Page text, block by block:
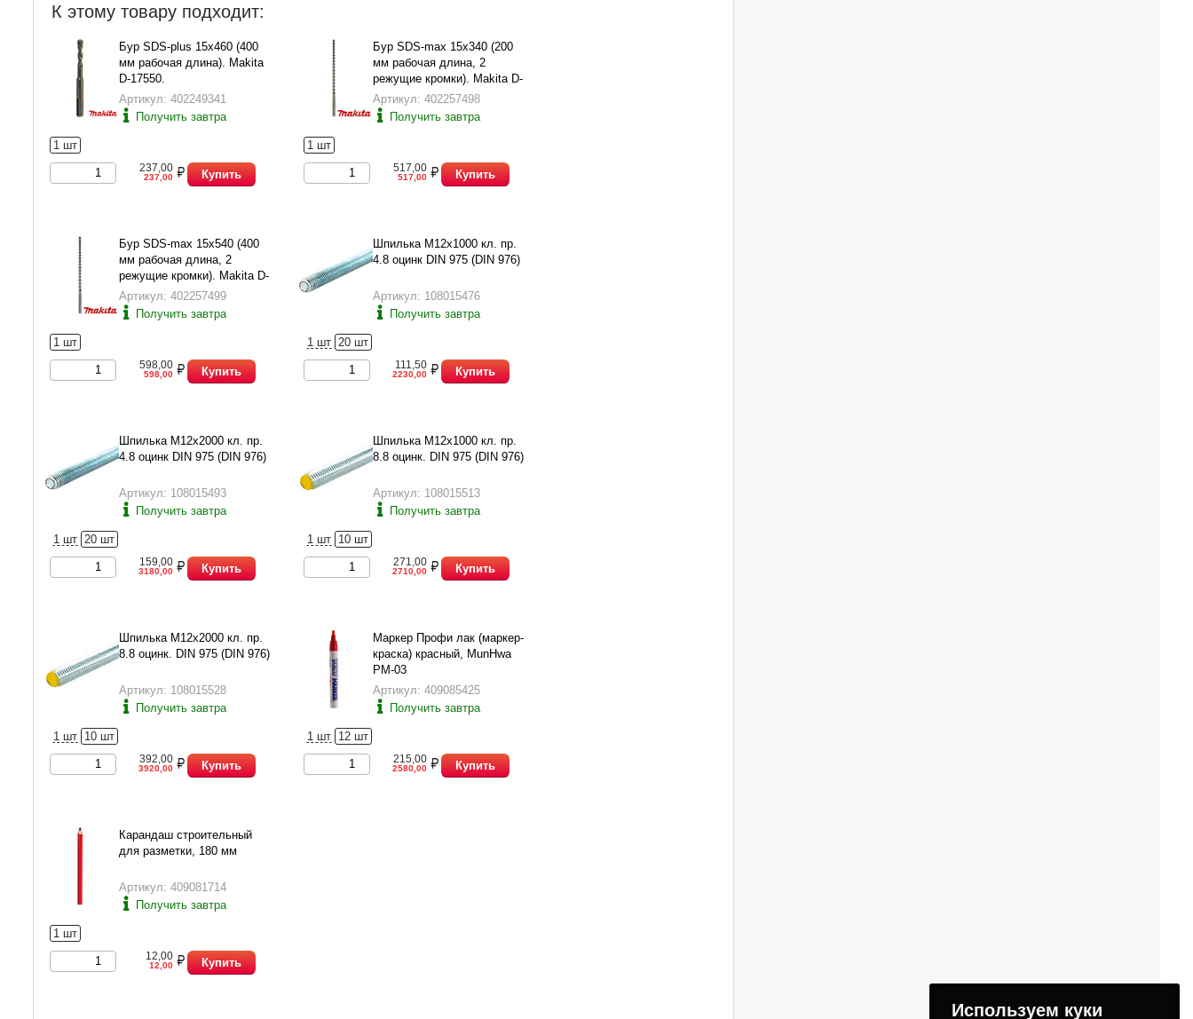
К этому товару подходит:
Бур SDS-plus 15х460 (400
мм рабочая длина). Makita
D-17550.
Артикул: 402249341
Получить завтра
1 шт
237,00
237,00 Купить
Бур SDS-max 15х340 (200
мм рабочая длина, 2
режущие кромки). Makita D-
33912.
Артикул: 402257498
Получить завтра
1 шт
517,00
517,00 Купить
Бур SDS-max 15х540 (400
мм рабочая длина, 2
режущие кромки). Makita D-
33928.
Артикул: 402257499
Получить завтра
1 шт
598,00
598,00 Купить
Шпилька М12х1000 кл. пр.
4.8 оцинк DIN 975 (DIN 976)
Артикул: 108015476
Получить завтра
1 шт 20 шт
111,50
2230,00 Купить
Шпилька М12х2000 кл. пр.
4.8 оцинк DIN 975 (DIN 976)
Артикул: 108015493
Получить завтра
1 шт 20 шт
159,00
3180,00 Купить
Шпилька М12х1000 кл. пр.
8.8 оцинк. DIN 975 (DIN 976)
Артикул: 108015513
Получить завтра
1 шт 10 шт
271,00
2710,00 Купить
Шпилька М12х2000 кл. пр.
8.8 оцинк. DIN 975 (DIN 976)
Артикул: 108015528
Получить завтра
1 шт 10 шт
392,00
3920,00 Купить
Маркер Профи лак (маркер-
краска) красный, MunHwa
PM-03
Артикул: 409085425
Получить завтра
1 шт 12 шт
215,00
2580,00 Купить
Карандаш строительный
для разметки, 180 мм
Артикул: 409081714
Получить завтра
1 шт
12,00
12,00 Купить
Используем куки